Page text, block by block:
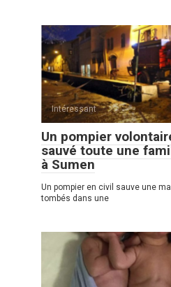
Intéressant
Un pompier
sauvé toute une
à Sumen
Un pompier en сivil sauve une
tombés dans une